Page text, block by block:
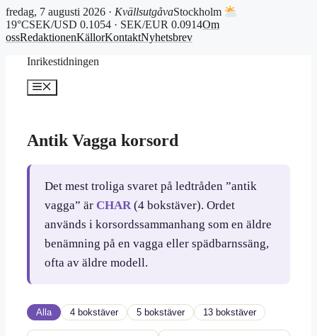
fredag, 7 augusti 2026 · KvällsutgåvaStockholm
19°CSEK/USD 0.1054 · SEK/EUR 0.0914Om
ossRedaktionenKällorKontaktNyhetsbrev
Inrikestidningen
Meny
Antik Vagga korsord
Det mest troliga svaret på ledtråden ”antik
vagga” är CHAR(4 bokstäver). Ordet
används i korsordssammanhang som en äldre
benämning på en vagga eller spädbarnssäng,
ofta av äldre modell.
Alla 4 bokstäver 5 bokstäver 13 bokstäver